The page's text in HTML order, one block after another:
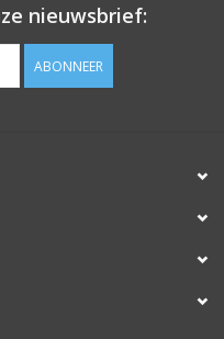
nieuwsbrief:
ABONNEER